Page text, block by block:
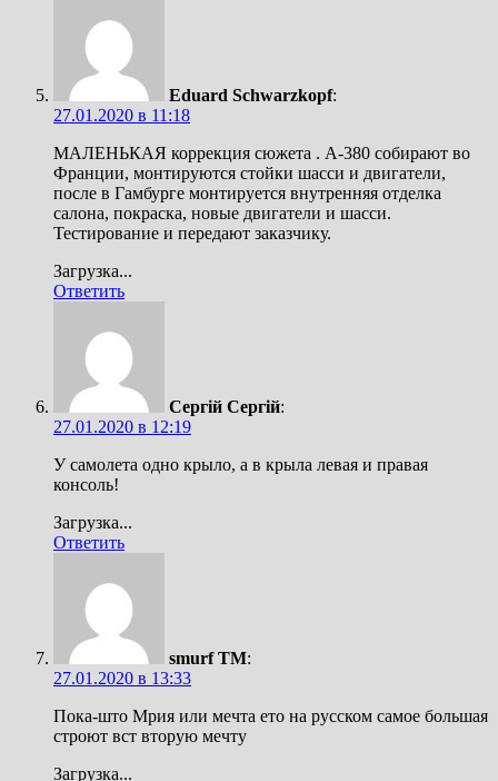
Eduard Schwarzkopf:
27.01.2020 в 11:18
МАЛЕНЬКАЯ коррекция сюжета . А-380 coбирают во
Франции, монтируются стойки шасси и двигатели,
после в Гамбурге монтируется внутренняя отделка
салона, покраска, новые двигатели и шасси.
Тестирование и передают заказчику.
Загрузка...
Ответить
Сергій Сергій:
27.01.2020 в 12:19
У самолета одно крыло, а в крыла левая и правая
консоль!
Загрузка...
Ответить
smurf TM:
27.01.2020 в 13:33
Пока-што Мрия или мечта ето на русском самое большая
строют вст вторую мечту
Загрузка...